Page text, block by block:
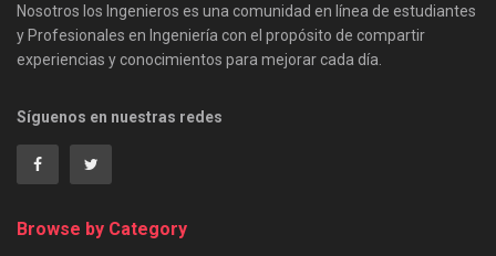
Nosotros los Ingenieros es una comunidad en línea de estudiantes
y Profesionales en Ingeniería con el propósito de compartir
experiencias y conocimientos para mejorar cada día.
Síguenos en nuestras redes
Browse by Category